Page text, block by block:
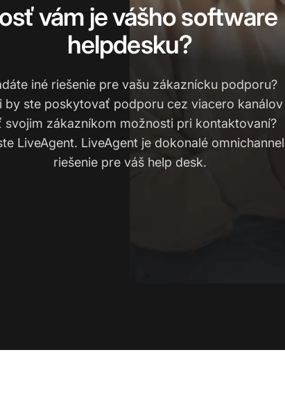
vám je vášho software
helpdesku?
iné riešenie pre vašu zákaznícku podporu?
by ste poskytovať podporu cez viacero kanálov
svojim zákazníkom možnosti pri kontaktovaní?
LiveAgent. LiveAgent je dokonalé omnichannel
riešenie pre váš help desk.